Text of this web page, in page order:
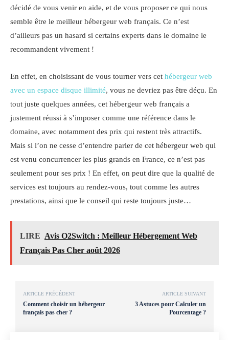
décidé de vous venir en aide, et de vous proposer ce qui nous
semble être le meilleur hébergeur web français. Ce n’est
d’ailleurs pas un hasard si certains experts dans le domaine le
recommandent vivement !
En effet, en choisissant de vous tourner vers cet hébergeur web
avec un espace disque illimité, vous ne devriez pas être déçu. En
tout juste quelques années, cet hébergeur web français a
justement réussi à s’imposer comme une référence dans le
domaine, avec notamment des prix qui restent très attractifs.
Mais si l’on ne cesse d’entendre parler de cet hébergeur web qui
est venu concurrencer les plus grands en France, ce n’est pas
seulement pour ses prix ! En effet, on peut dire que la qualité de
services est toujours au rendez-vous, tout comme les autres
prestations, ainsi que le conseil qui reste toujours juste…
LIRE Avis O2Switch : Meilleur Hébergement Web
Français Pas Cher août 2026
ARTICLE PRÉCÉDENT
Comment choisir un hébergeur
français pas cher ?
ARTICLE SUIVANT
3 Astuces pour Calculer un
Pourcentage ?